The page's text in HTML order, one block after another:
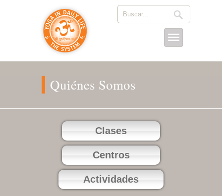
Quiénes Somos
Clases
Centros
Actividades